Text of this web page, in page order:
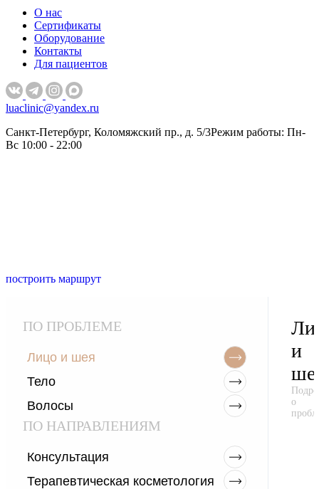
О нас
Сертификаты
Оборудование
Контакты
Для пациентов
luaclinic@yandex.ru
Санкт-Петербург, Коломяжский пр., д. 5/3Режим работы: Пн-
Вс 10:00 - 22:00
построить маршрут
ПО ПРОБЛЕМЕ
Лицо и шея
Тело
Волосы
ПО НАПРАВЛЕНИЯМ
Консультация
Терапевтическая косметология
и
о